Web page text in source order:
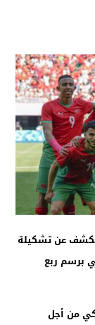
يومه الجمعة 2 غشت، الكشف عن تشكيلة
برسم ربع
من أجل